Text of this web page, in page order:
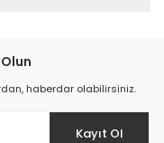
haberdar olabilirsiniz.
Kayıt Ol